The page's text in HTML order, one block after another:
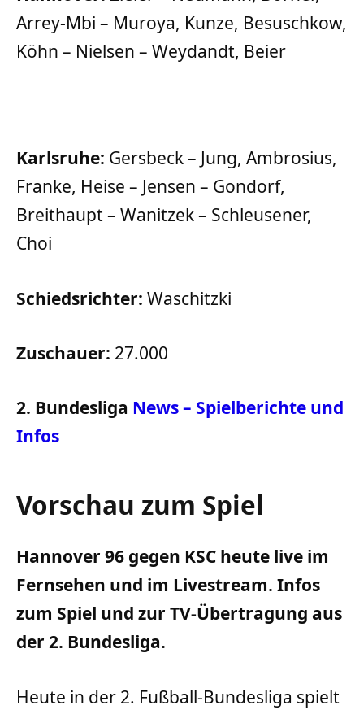
Arrey-Mbi – Muroya, Kunze, Besuschkow,
Köhn – Nielsen – Weydandt, Beier
Karlsruhe: Gersbeck – Jung, Ambrosius,
Franke, Heise – Jensen – Gondorf,
Breithaupt – Wanitzek – Schleusener,
Choi
Schiedsrichter: Waschitzki
Zuschauer: 27.000
2. Bundesliga News – Spielberichte und
Infos
Vorschau zum Spiel
Hannover 96 gegen KSC heute live im
Fernsehen und im Livestream. Infos
zum Spiel und zur TV-Übertragung aus
der 2. Bundesliga.
Heute in der 2. Fußball-Bundesliga spielt